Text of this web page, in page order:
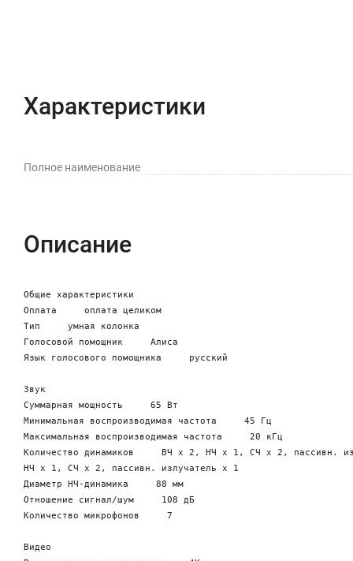
Характеристики
Полное наименование
Описание
Общие характеристики
Оплата     оплата целиком
Тип     умная колонка
Голосовой помощник     Алиса
Язык голосового помощника     русский
Звук
Суммарная мощность     65 Вт
Минимальная воспроизводимая частота     45 Гц
Максимальная воспроизводимая частота     20 кГц
Количество динамиков     ВЧ x 2, НЧ x 1, СЧ x 2, пассивн.
НЧ x 1, СЧ x 2, пассивн. излучатель x 1
Диаметр НЧ-динамика     88 мм
Отношение сигнал/шум     108 дБ
Количество микрофонов     7
Видео